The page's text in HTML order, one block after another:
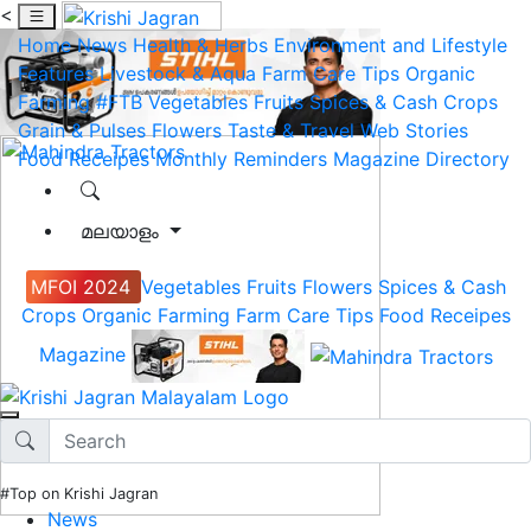
<
Home News Health & Herbs Environment and Lifestyle
Features Livestock & Aqua Farm Care Tips Organic
Farming #FTB Vegetables Fruits Spices & Cash Crops
Grain & Pulses Flowers Taste & Travel Web Stories
Food Receipes Monthly Reminders Magazine Directory
മലയാളം
MFOI 2024 Vegetables Fruits Flowers Spices & Cash
Crops Organic Farming Farm Care Tips Food Receipes
Magazine
#Top on Krishi Jagran
News